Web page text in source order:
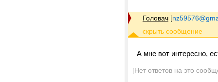
Головач [
А мне вот интересно,
[Нет ответов на это